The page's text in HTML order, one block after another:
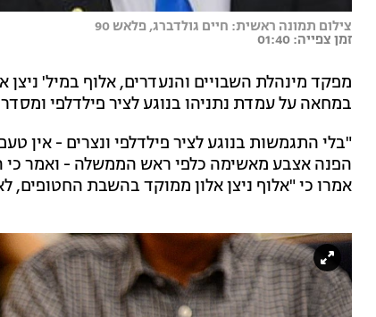
צילום תמונה ראשית: חיים גולדברג, פלאש 90
זמן צפייה: 01:40
מפקד מינהלת השבויים והנעדרים, אלוף במיל'
במחאה על עמדת נתניהו בנוגע לציר פילדלפי
"בלי התגמשות בנוגע לציר פילדלפי ונצרים - אין
הפנה אצבע מאשימה כלפי ראש הממשלה - ואמר כי
אמרו כי "אלוף ניצן אלון ממוקד בהשבת החטופים,